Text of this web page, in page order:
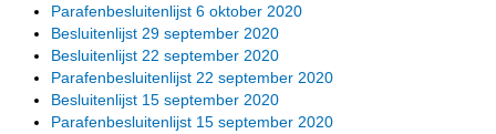
Parafenbesluitenlijst 6 oktober 2020
Besluitenlijst 29 september 2020
Besluitenlijst 22 september 2020
Parafenbesluitenlijst 22 september 2020
Besluitenlijst 15 september 2020
Parafenbesluitenlijst 15 september 2020